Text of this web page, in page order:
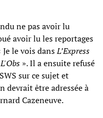
ne pas avoir lu
avoir lu les reportages
le vois dansL’Express
L'Obs ». Il a ensuite refusé
sur ce sujet et
devrait être adressée à
Cazeneuve.